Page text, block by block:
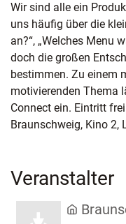
Wir sind alle ein
uns häufig über die
an?“, „Welches Menu
doch die großen
bestimmen. Zu einem
motivierenden Thema
Connect ein. Eintritt
Braunschweig, Kino 2,
Veranstalter